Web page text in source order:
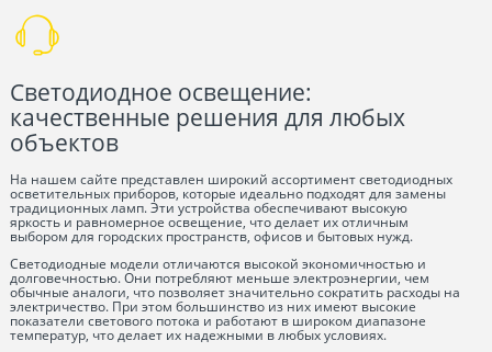
Светодиодное освещение:
качественные решения для любых
объектов
На нашем сайте представлен широкий ассортимент светодиодных
осветительных приборов, которые идеально подходят для замены
традиционных ламп. Эти устройства обеспечивают высокую
яркость и равномерное освещение, что делает их отличным
выбором для городских пространств, офисов и бытовых нужд.
Светодиодные модели отличаются высокой экономичностью и
долговечностью. Они потребляют меньше электроэнергии, чем
обычные аналоги, что позволяет значительно сократить расходы на
электричество. При этом большинство из них имеют высокие
показатели светового потока и работают в широком диапазоне
температур, что делает их надежными в любых условиях.